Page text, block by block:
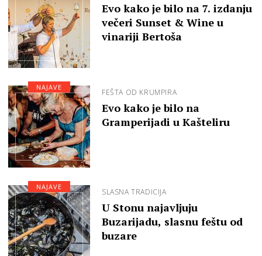
Evo kako je bilo na 7. izdanju
večeri Sunset & Wine u
vinariji Bertoša
FEŠTA OD KRUMPIRA
Evo kako je bilo na
Gramperijadi u Kašteliru
NAJAVE
SLASNA TRADICIJA
U Stonu najavljuju
Buzarijadu, slasnu feštu od
buzare
NAJAVE